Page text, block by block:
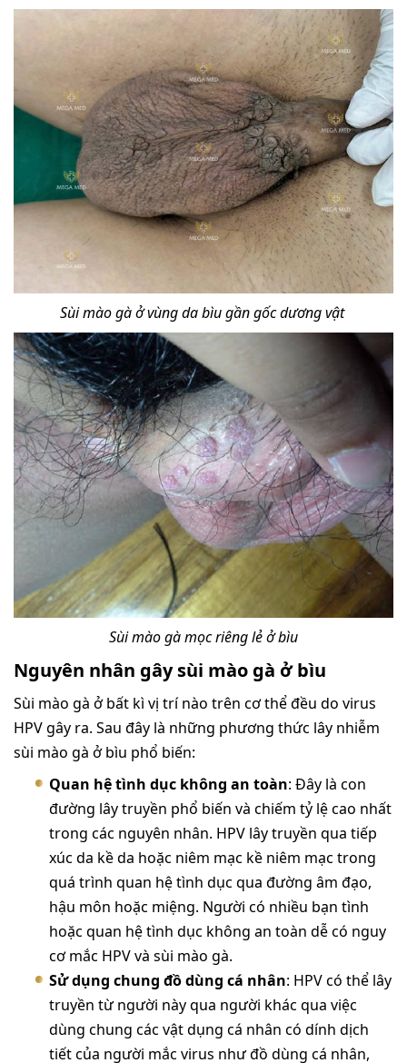
Sùi mào gà ở vùng da bìu gần gốc dương vật
Sùi mào gà mọc riêng lẻ ở bìu
Nguyên nhân gây sùi mào gà ở bìu
Sùi mào gà ở bất kì vị trí nào trên cơ thể đều do virus
HPV gây ra. Sau đây là những phương thức lây nhiễm
sùi mào gà ở bìu phổ biến:
Quan hệ tình dục không an toàn: Đây là con
đường lây truyền phổ biến và chiếm tỷ lệ cao nhất
trong các nguyên nhân. HPV lây truyền qua tiếp
xúc da kề da hoặc niêm mạc kề niêm mạc trong
quá trình quan hệ tình dục qua đường âm đạo,
hậu môn hoặc miệng. Người có nhiều bạn tình
hoặc quan hệ tình dục không an toàn dễ có nguy
cơ mắc HPV và sùi mào gà.
Sử dụng chung đồ dùng cá nhân: HPV có thể lây
truyền từ người này qua người khác qua việc
dùng chung các vật dụng cá nhân có dính dịch
tiết của người mắc virus như đồ dùng cá nhân,